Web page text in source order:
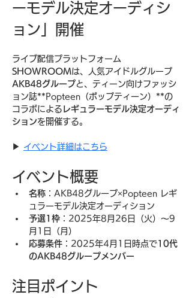
ーモデル決定オーディシ
ョン」開催
ライブ配信プラットフォーム
SHOWROOMは、人気アイドルグループ
AKB48グループと、ティーン向けファッシ
ョン誌**Popteen（ポップティーン）**の
コラボによる レギュラーモデル決定オーディ
ションを開催する。
▶︎ イベント詳細はこちら
イベント概要
名称 ：AKB48グループ×Popteen レギ
ュラーモデル決定オーディション
予選1枠 ：2025年8月26日（火）〜9
月1日（月）
応募条件 ：2025年4月1日時点で10代
のAKB48グループメンバー
注目ポイント